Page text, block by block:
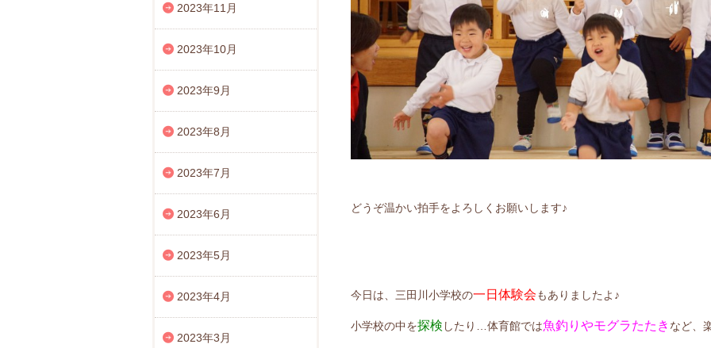
どうぞ温かい拍手をよろしくお願いします♪
今日は、三田川小学校の一日体験会もありましたよ♪
小学校の中を探検 したり…体育館では魚釣りやモグラたたき など、
2023年11月
2023年10月
2023年9月
2023年8月
2023年7月
2023年6月
2023年5月
2023年4月
2023年3月